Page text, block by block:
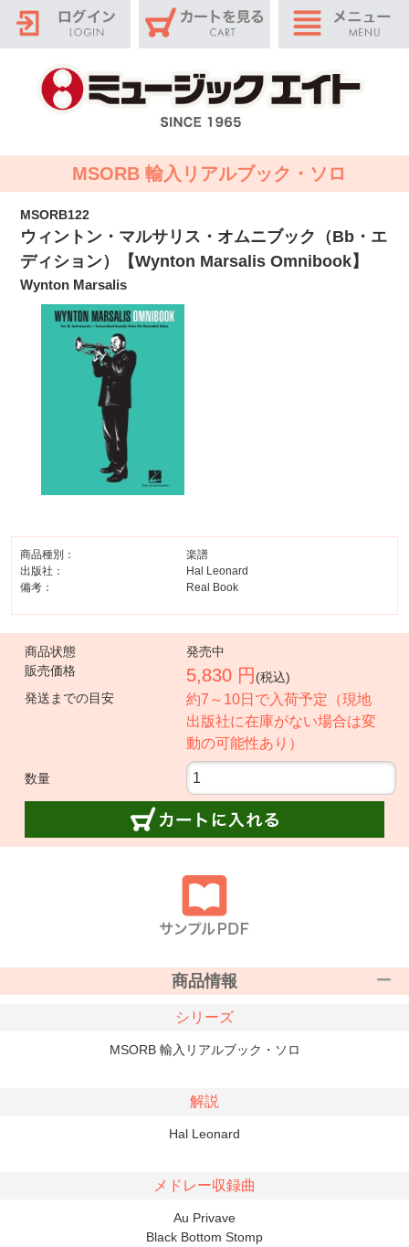
MSORB 輸入リアルブック・ソロ
MSORB122
ウィントン・マルサリス・オムニブック（Bb・エ
ディション）【Wynton Marsalis Omnibook】
Wynton Marsalis
商品種別：
楽譜
出版社：
Hal Leonard
備考：
Real Book
商品状態
発売中
販売価格
5,830 円 (税込)
発送までの目安
約7～10日で入荷予定（現地
出版社に在庫がない場合は変
動の可能性あり）
数量
商品情報
シリーズ
MSORB 輸入リアルブック・ソロ
解説
Hal Leonard
メドレー収録曲
Au Privave
Black Bottom Stomp